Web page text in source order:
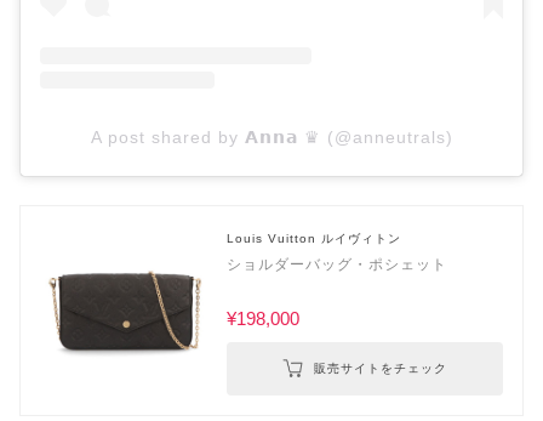
A post shared by 𝗔𝗻𝗻𝗮 ♛ (@anneutrals)
Louis Vuitton ルイヴィトン
ショルダーバッグ・ポシェット
¥198,000
販売サイトをチェック